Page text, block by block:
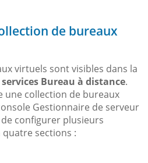
de bureaux
virtuels sont visibles dans la
Bureau à distance.
une collection de bureaux
Gestionnaire de serveur
configurer plusieurs
sections :